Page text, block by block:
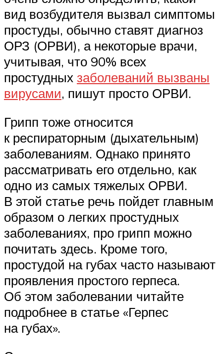
вид возбудителя вызвал симптомы
простуды, обычно ставят диагноз
ОРЗ (ОРВИ), а некоторые врачи,
учитывая, что 90% всех
простудных заболеваний вызваны
вирусами, пишут просто ОРВИ.
Грипп тоже относится
к респираторным (дыхательным)
заболеваниям. Однако принято
рассматривать его отдельно, как
одно из самых тяжелых ОРВИ.
В этой статье речь пойдет главным
образом о легких простудных
заболеваниях, про грипп можно
почитать здесь. Кроме того,
простудой на губах часто называют
проявления простого герпеса.
Об этом заболевании читайте
подробнее в статье «Герпес
на губах».